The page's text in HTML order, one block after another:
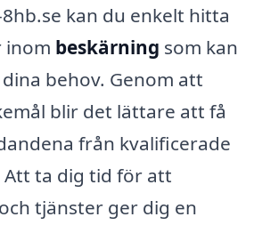
kan du enkelt hitta
inom beskärning som kan
behov. Genom att
blir det lättare att få
från kvalificerade
Att ta dig tid för att
tjänster ger dig en